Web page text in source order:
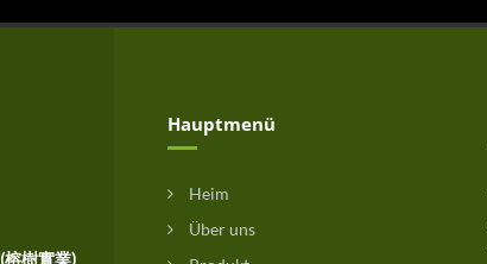
(榕樹實業)
Hauptmenü
Heim
Über uns